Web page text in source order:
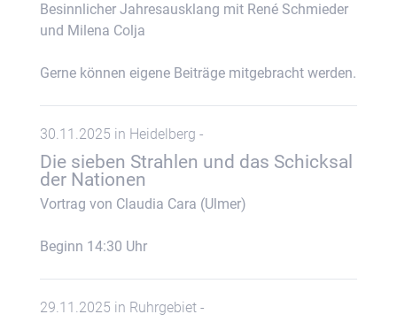
Besinnlicher Jahresausklang mit René Schmieder
und Milena Colja
Gerne können eigene Beiträge mitgebracht werden.
30.11.2025 in Heidelberg -
Die sieben Strahlen und das Schicksal
der Nationen
Vortrag von Claudia Cara (Ulmer)
Beginn 14:30 Uhr
29.11.2025 in Ruhrgebiet -